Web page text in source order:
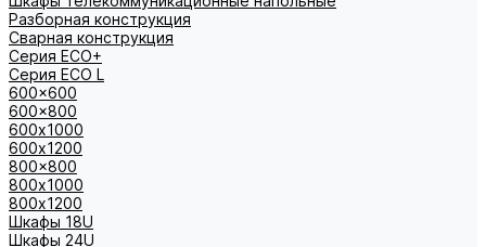
Разборная конструкция
Сварная конструкция
Серия ECO+
Серия ECO L
600x600
600x800
600х1000
600х1200
800x800
800х1000
800х1200
Шкафы 18U
Шкафы 24U